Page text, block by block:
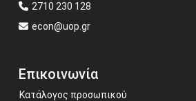
2710 230 128
econ@uop.gr
Επικοινωνία
Κατάλογος προσωπικού